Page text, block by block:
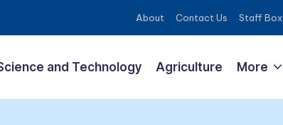
About Contact Us Staff Box
and Technology Agriculture More